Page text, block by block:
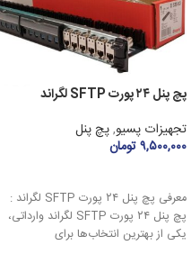
پچ پنل ۲۴ پورت SFTP لگراند
تجهیزات پسیو,پچ پنل
۹,۵۰۰,۰۰۰تومان
معرفی پچ پنل ۲۴ پورت SFTP لگراند :
پچ پنل ۲۴ پورت SFTP لگراند وارداتی،
یکی از بهترین انتخاب‌ها برای